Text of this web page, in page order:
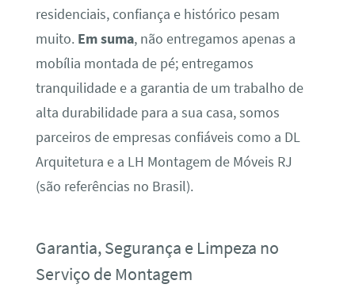
residenciais, confiança e histórico pesam
muito. Em suma, não entregamos apenas a
mobília montada de pé; entregamos
tranquilidade e a garantia de um trabalho de
alta durabilidade para a sua casa, somos
parceiros de empresas confiáveis como a DL
Arquitetura e a LH Montagem de Móveis RJ
(são referências no Brasil).
Garantia, Segurança e Limpeza no
Serviço de Montagem